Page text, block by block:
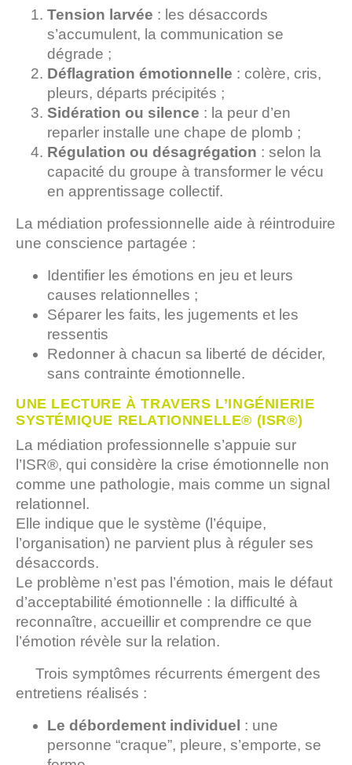
Tension larvée : les désaccords
s’accumulent, la communication se
dégrade ;
Déflagration émotionnelle : colère, cris,
pleurs, départs précipités ;
Sidération ou silence : la peur d’en
reparler installe une chape de plomb ;
Régulation ou désagrégation : selon la
capacité du groupe à transformer le vécu
en apprentissage collectif.
La médiation professionnelle aide à réintroduire
une conscience partagée :
Identifier les émotions en jeu et leurs
causes relationnelles ;
Séparer les faits, les jugements et les
ressentis
Redonner à chacun sa liberté de décider,
sans contrainte émotionnelle.
UNE LECTURE À TRAVERS L’INGÉNIERIE
SYSTÉMIQUE RELATIONNELLE® (ISR®)
La médiation professionnelle s’appuie sur
l’ISR®, qui considère la crise émotionnelle non
comme une pathologie, mais comme un signal
relationnel.
Elle indique que le système (l’équipe,
l’organisation) ne parvient plus à réguler ses
désaccords.
Le problème n’est pas l’émotion, mais le défaut
d’acceptabilité émotionnelle : la difficulté à
reconnaître, accueillir et comprendre ce que
l’émotion révèle sur la relation.
Trois symptômes récurrents émergent des
entretiens réalisés :
Le débordement individuel : une
personne “craque”, pleure, s’emporte, se